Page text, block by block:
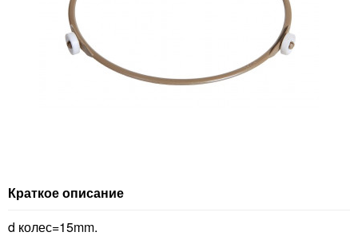
Краткое описание
d колес=15mm.